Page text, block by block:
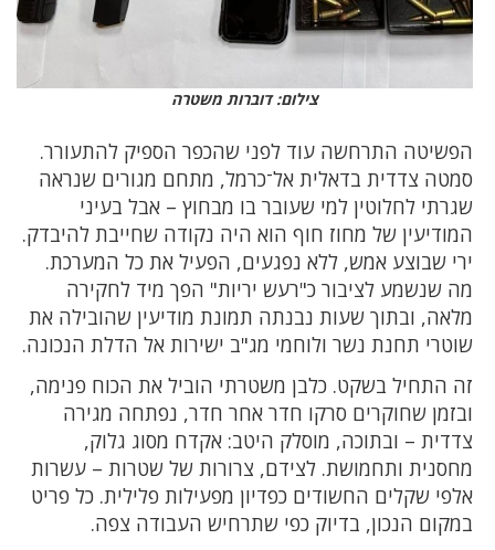
צילום: דוברות משטרה
הפשיטה התרחשה עוד לפני שהכפר הספיק להתעורר.
סמטה צדדית בדאלית אל־כרמל, מתחם מגורים שנראה
שגרתי לחלוטין למי שעובר בו מבחוץ – אבל בעיני
המודיעין של מחוז חוף הוא היה נקודה שחייבת להיבדק.
ירי שבוצע אמש, ללא נפגעים, הפעיל את כל המערכת.
מה שנשמע לציבור כ"רעש יריות" הפך מיד לחקירה
מלאה, ובתוך שעות נבנתה תמונת מודיעין שהובילה את
שוטרי תחנת נשר ולוחמי מג"ב ישירות אל הדלת הנכונה.
זה התחיל בשקט. כלבן משטרתי הוביל את הכוח פנימה,
ובזמן שחוקרים סרקו חדר אחר חדר, נפתחה מגירה
צדדית – ובתוכה, מוסלק היטב: אקדח מסוג גלוק,
מחסנית ותחמושת. לצידם, צרורות של שטרות – עשרות
אלפי שקלים החשודים כפדיון מפעילות פלילית. כל פריט
במקום הנכון, בדיוק כפי שתרחיש העבודה צפה.